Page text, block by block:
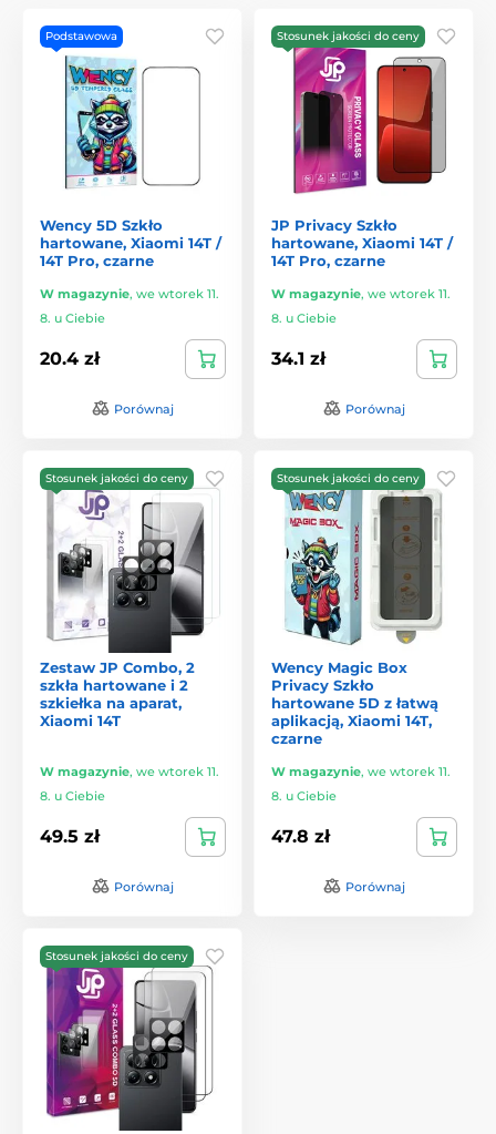
Podstawowa
Wency 5D Szkło
hartowane, Xiaomi 14T /
14T Pro, czarne
W magazynie, we wtorek 11.
8. u Ciebie
20.4 zł
Porównaj
Stosunek jakości do ceny
JP Privacy Szkło
hartowane, Xiaomi 14T /
14T Pro, czarne
W magazynie, we wtorek 11.
8. u Ciebie
34.1 zł
Porównaj
Stosunek jakości do ceny
Zestaw JP Combo, 2
szkła hartowane i 2
szkiełka na aparat,
Xiaomi 14T
W magazynie, we wtorek 11.
8. u Ciebie
49.5 zł
Porównaj
Stosunek jakości do ceny
Wency Magic Box
Privacy Szkło
hartowane 5D z łatwą
aplikacją, Xiaomi 14T,
czarne
W magazynie, we wtorek 11.
8. u Ciebie
47.8 zł
Porównaj
Stosunek jakości do ceny